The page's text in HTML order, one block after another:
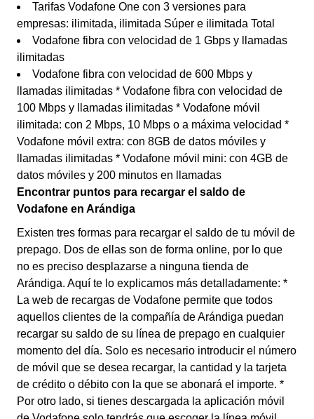
Tarifas Vodafone One con 3 versiones para
empresas: ilimitada, ilimitada Súper e ilimitada Total
Vodafone fibra con velocidad de 1 Gbps y llamadas
ilimitadas
Vodafone fibra con velocidad de 600 Mbps y
llamadas ilimitadas * Vodafone fibra con velocidad de
100 Mbps y llamadas ilimitadas * Vodafone móvil
ilimitada: con 2 Mbps, 10 Mbps o a máxima velocidad *
Vodafone móvil extra: con 8GB de datos móviles y
llamadas ilimitadas * Vodafone móvil mini: con 4GB de
datos móviles y 200 minutos en llamadas
Encontrar puntos para recargar el saldo de
Vodafone en Arándiga
Existen tres formas para recargar el saldo de tu móvil de
prepago. Dos de ellas son de forma online, por lo que
no es preciso desplazarse a ninguna tienda de
Arándiga. Aquí te lo explicamos más detalladamente: *
La web de recargas de Vodafone permite que todos
aquellos clientes de la compañía de Arándiga puedan
recargar su saldo de su línea de prepago en cualquier
momento del día. Solo es necesario introducir el número
de móvil que se desea recargar, la cantidad y la tarjeta
de crédito o débito con la que se abonará el importe. *
Por otro lado, si tienes descargada la aplicación móvil